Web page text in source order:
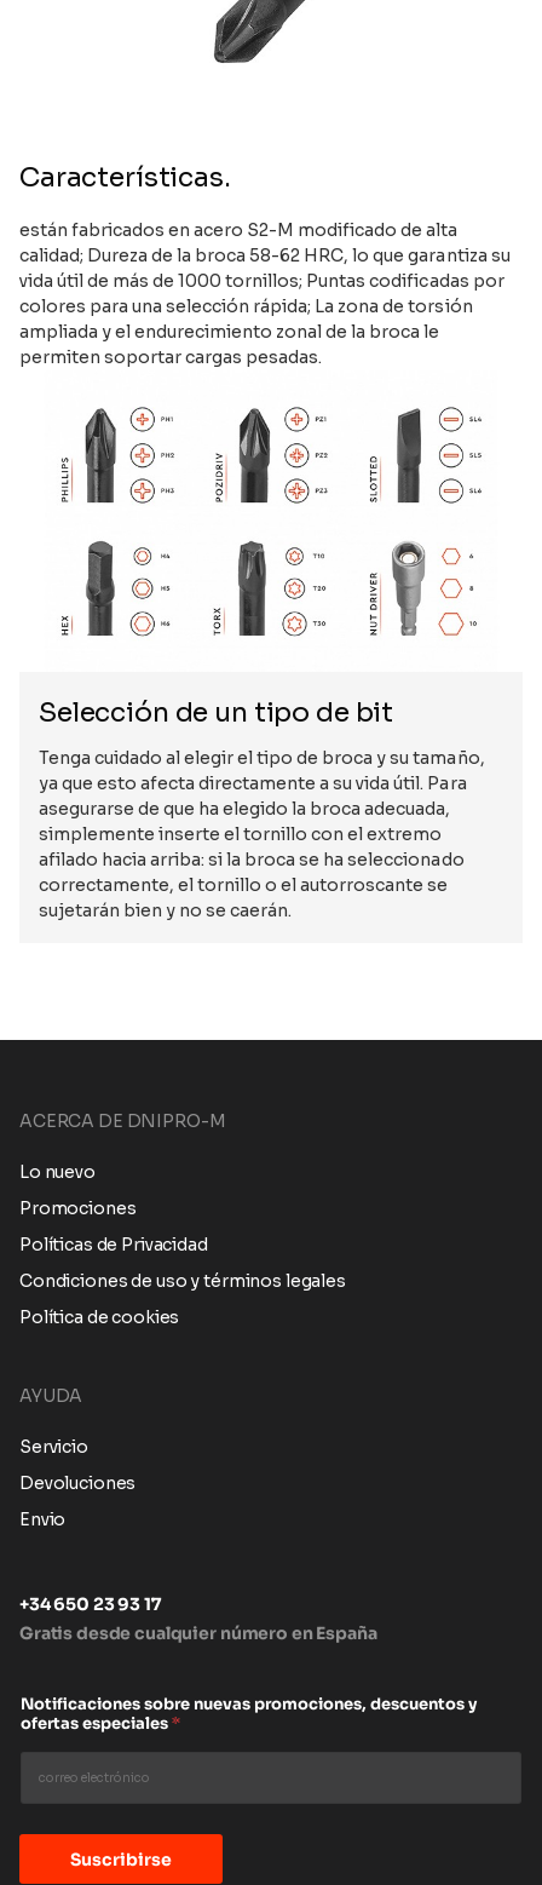
Características.
están fabricados en acero S2-M modificado de alta
calidad; Dureza de la broca 58-62 HRC, lo que garantiza su
vida útil de más de 1000 tornillos; Puntas codificadas por
colores para una selección rápida; La zona de torsión
ampliada y el endurecimiento zonal de la broca le
permiten soportar cargas pesadas.
Selección de un tipo de bit
Tenga cuidado al elegir el tipo de broca y su tamaño,
ya que esto afecta directamente a su vida útil. Para
asegurarse de que ha elegido la broca adecuada,
simplemente inserte el tornillo con el extremo
afilado hacia arriba: si la broca se ha seleccionado
correctamente, el tornillo o el autorroscante se
sujetarán bien y no se caerán.
ACERCA DE DNIPRO-M
Lo nuevo
Promociones
Políticas de Privacidad
Condiciones de uso y términos legales
Política de cookies
AYUDA
Servicio
Devoluciones
Envio
+34 650 23 93 17
Gratis desde cualquier número en España
Notificaciones sobre nuevas promociones, descuentos y
ofertas especiales*
Suscribirse